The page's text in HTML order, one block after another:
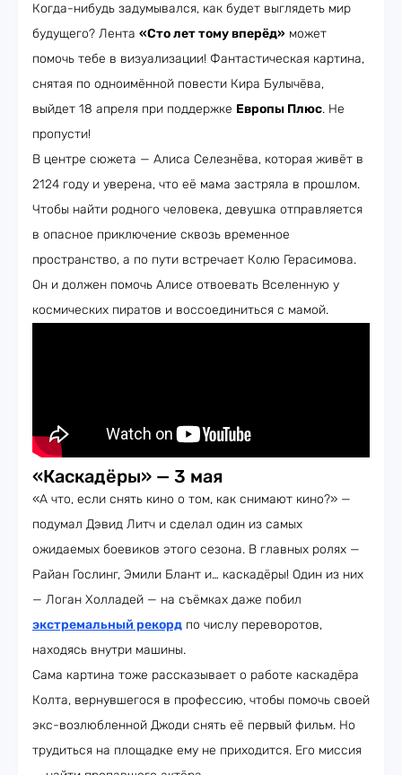
Когда-нибудь задумывался, как будет выглядеть мир
будущего? Лента «Сто лет тому вперёд» может
помочь тебе в визуализации! Фантастическая картина,
снятая по одноимённой повести Кира Булычёва,
выйдет 18 апреля при поддержке Европы Плюс. Не
пропусти!
В центре сюжета — Алиса Селезнёва, которая живёт в
2124 году и уверена, что её мама застряла в прошлом.
Чтобы найти родного человека, девушка отправляется
в опасное приключение сквозь временное
пространство, а по пути встречает Колю Герасимова.
Он и должен помочь Алисе отвоевать Вселенную у
космических пиратов и воссоединиться с мамой.
«Каскадёры» — 3 мая
«А что, если снять кино о том, как снимают кино?» —
подумал Дэвид Литч и сделал один из самых
ожидаемых боевиков этого сезона. В главных ролях —
Райан Гослинг, Эмили Блант и… каскадёры! Один из них
— Логан Холладей — на съёмках даже побил
экстремальный рекорд по числу переворотов,
находясь внутри машины.
Сама картина тоже рассказывает о работе каскадёра
Колта, вернувшегося в профессию, чтобы помочь своей
экс-возлюбленной Джоди снять её первый фильм. Но
трудиться на площадке ему не приходится. Его миссия